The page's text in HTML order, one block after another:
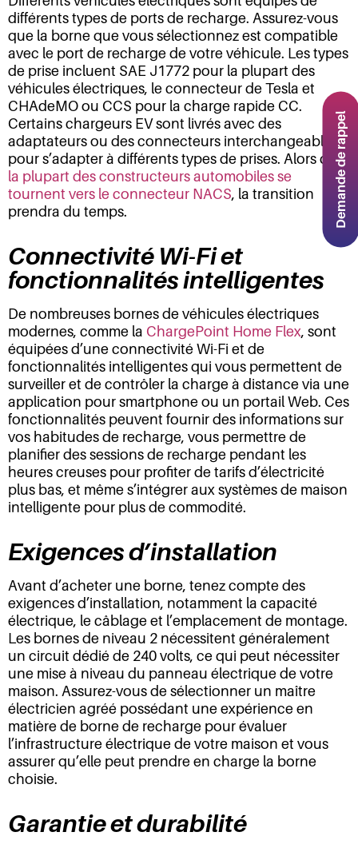
Demande de rappel
différents types de ports de recharge. Assurez-vous
que la borne que vous sélectionnez est compatible
avec le port de recharge de votre véhicule. Les types
de prise incluent SAE J1772 pour la plupart des
véhicules électriques, le connecteur de Tesla et
CHAdeMO ou CCS pour la charge rapide CC.
Certains chargeurs EV sont livrés avec des
adaptateurs ou des connecteurs interchangeables
pour s’adapter à différents types de prises. Alors que
la plupart des constructeurs automobiles se
tournent vers le connecteur NACS, la transition
prendra du temps.
Connectivité Wi-Fi et
fonctionnalités intelligentes
De nombreuses bornes de véhicules électriques
modernes, comme la ChargePoint Home Flex, sont
équipées d’une connectivité Wi-Fi et de
fonctionnalités intelligentes qui vous permettent de
surveiller et de contrôler la charge à distance via une
application pour smartphone ou un portail Web. Ces
fonctionnalités peuvent fournir des informations sur
vos habitudes de recharge, vous permettre de
planifier des sessions de recharge pendant les
heures creuses pour profiter de tarifs d’électricité
plus bas, et même s’intégrer aux systèmes de maison
intelligente pour plus de commodité.
Exigences d’installation
Avant d’acheter une borne, tenez compte des
exigences d’installation, notamment la capacité
électrique, le câblage et l’emplacement de montage.
Les bornes de niveau 2 nécessitent généralement
un circuit dédié de 240 volts, ce qui peut nécessiter
une mise à niveau du panneau électrique de votre
maison. Assurez-vous de sélectionner un maître
électricien agréé possédant une expérience en
matière de borne de recharge pour évaluer
l’infrastructure électrique de votre maison et vous
assurer qu’elle peut prendre en charge la borne
choisie.
Garantie et durabilité